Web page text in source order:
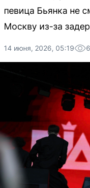
певица Бьянка не
Москву из-за
14 июня, 2026, 05:19 6